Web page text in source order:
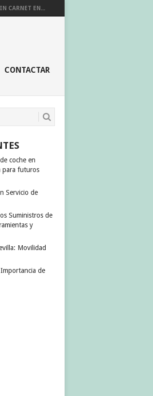
CARNET EN...
CONTACTAR
coche en
para futuros
Servicio de
Suministros de
y
Movilidad
de